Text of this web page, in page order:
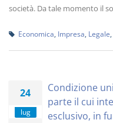
società. Da tale momento il
Economica Impresa Legale
24
lug
Condizione
parte il cui
esclusivo, in